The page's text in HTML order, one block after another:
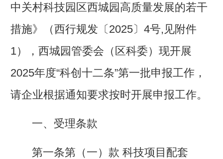
中关村科技园区西城园高质量发展的若干
措施》（西行规发〔2025〕4号,见附件
1），西城园管委会（区科委）现开展
2025年度“科创十二条”第一批申报工作，
请企业根据通知要求按时开展申报工作。
一、 受理条款
第一条第（一）款 科技项目配套